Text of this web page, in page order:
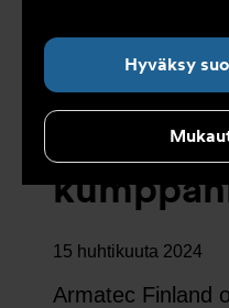
Hyväksy
Meillä
olemme
15 huhtikuuta 2024
Armatec Finland